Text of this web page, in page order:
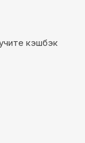
кэшбэк